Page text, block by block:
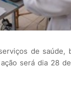
de saúde,
será dia 28